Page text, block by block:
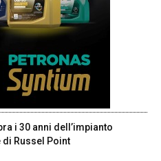
i 30 anni dell’impianto
di Russel Point